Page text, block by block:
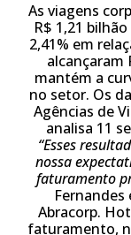
As viagens
R$ 1,21
2,41% em
alcançaram
mantém a
no setor. Os
Agências de
analisa 11
“Esses
nossa
faturamento
Abracorp.
faturamento,